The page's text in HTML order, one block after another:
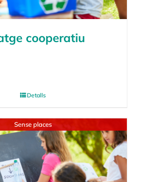
cooperatiu
Detalls
Sense places